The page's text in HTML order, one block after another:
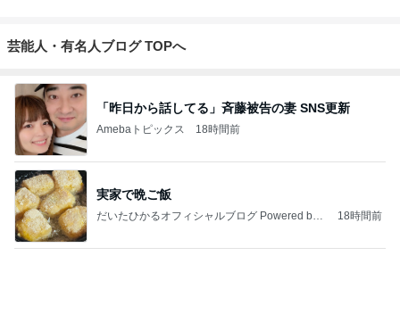
芸能人・有名人ブログ TOPへ
「昨日から話してる」斉藤被告の妻 SNS更新
Amebaトピックス 18時間前
実家で晩ご飯
だいたひかるオフィシャルブログ Powered by
18時間前